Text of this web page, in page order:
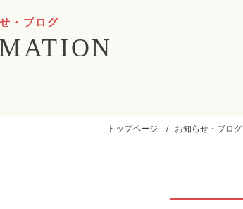
・ブログ
トップページ お知らせ・ブログ